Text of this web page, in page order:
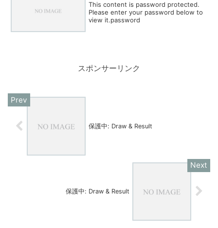
This content is password protected.
Please enter your password below to
view it.password
スポンサーリンク
保護中: Draw & Result
保護中: Draw & Result